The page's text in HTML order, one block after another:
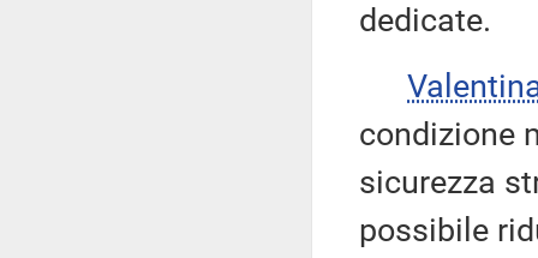
dedicate.
condizione
sicurezza
possibile